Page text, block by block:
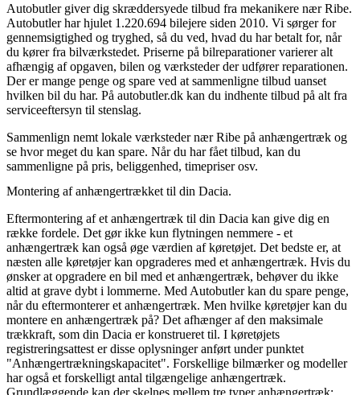
Autobutler giver dig skræddersyede tilbud fra mekanikere nær Ribe.
Autobutler har hjulet 1.220.694 bilejere siden 2010. Vi sørger for
gennemsigtighed og tryghed, så du ved, hvad du har betalt for, når
du kører fra bilværkstedet. Priserne på bilreparationer varierer alt
afhængig af opgaven, bilen og værksteder der udfører reparationen.
Der er mange penge og spare ved at sammenligne tilbud uanset
hvilken bil du har. På autobutler.dk kan du indhente tilbud på alt fra
serviceeftersyn til stenslag.
Sammenlign nemt lokale værksteder nær Ribe på anhængertræk og
se hvor meget du kan spare. Når du har fået tilbud, kan du
sammenligne på pris, beliggenhed, timepriser osv.
Montering af anhængertrækket til din Dacia.
Eftermontering af et anhængertræk til din Dacia kan give dig en
række fordele. Det gør ikke kun flytningen nemmere - et
anhængertræk kan også øge værdien af køretøjet. Det bedste er, at
næsten alle køretøjer kan opgraderes med et anhængertræk. Hvis du
ønsker at opgradere en bil med et anhængertræk, behøver du ikke
altid at grave dybt i lommerne. Med Autobutler kan du spare penge,
når du eftermonterer et anhængertræk. Men hvilke køretøjer kan du
montere en anhængertræk på? Det afhænger af den maksimale
trækkraft, som din Dacia er konstrueret til. I køretøjets
registreringsattest er disse oplysninger anført under punktet
"Anhængertrækningskapacitet". Forskellige bilmærker og modeller
har også et forskelligt antal tilgængelige anhængertræk.
Grundlæggende kan der skelnes mellem tre typer anhængertræk: